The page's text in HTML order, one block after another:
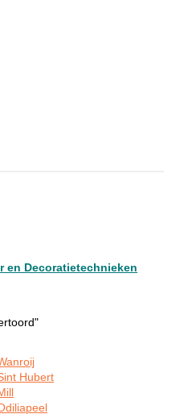
en Decoratietechnieken
Hubert